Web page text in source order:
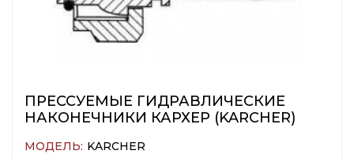
ПРЕССУЕМЫЕ ГИДРАВЛИЧЕСКИЕ
НАКОНЕЧНИКИ КАРХЕР (KARCHER)
МОДЕЛЬ: KARCHER